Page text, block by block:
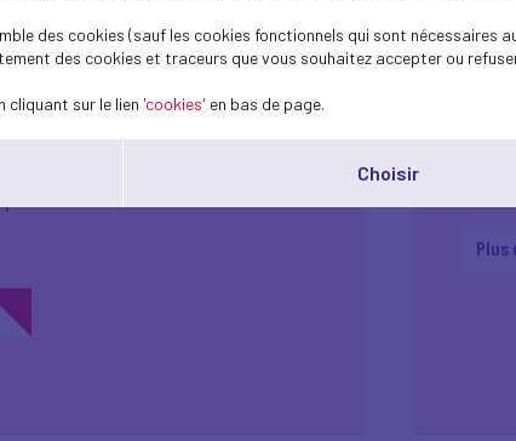
19
Paris : «
Plus
des cookies (sauf les cookies fonctionnels qui sont
des cookies et traceurs que vous souhaitez accepter ou
cliquant sur le lien 'cookies' en bas de page.
Choisir